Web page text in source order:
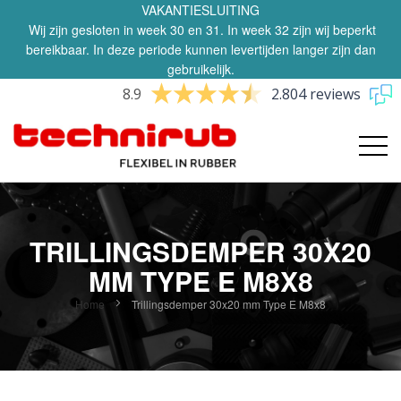
VAKANTIESLUITING
Wij zijn gesloten in week 30 en 31. In week 32 zijn wij beperkt
bereikbaar. In deze periode kunnen levertijden langer zijn dan
gebruikelijk.
8.9 2.804 reviews
TRILLINGSDEMPER 30X20
MM TYPE E M8X8
Home Trillingsdemper 30x20 mm Type E M8x8